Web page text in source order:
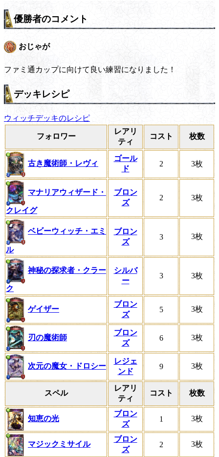
優勝者のコメント
おじゃが
ファミ通カップに向けて良い練習になりました！
デッキレシピ
ウィッチデッキのレシピ
フォロワー
レアリ
ティ
コスト 枚数
古き魔術師・レヴィ
ゴール
ド
2 3枚
マナリアウィザード・
クレイグ
ブロン
ズ
2 3枚
ベビーウィッチ・エミ
ル
ブロン
ズ
3 3枚
神秘の探求者・クラー
ク
シルバ
ー
3 3枚
ゲイザー
ブロン
ズ
5 3枚
刃の魔術師
ブロン
ズ
6 3枚
次元の魔女・ドロシー
レジェ
ンド
9 3枚
スペル
レアリ
ティ
コスト 枚数
知恵の光
ブロン
ズ
1 3枚
マジックミサイル
ブロン
ズ
2 3枚